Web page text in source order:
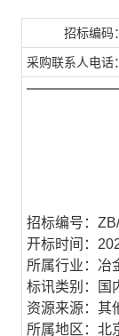
招标编码：
采购联系人电话：
招标编号：
开标时间 ：
所属行业：冶
标讯类别：国
资源来源：其
所属地区：北